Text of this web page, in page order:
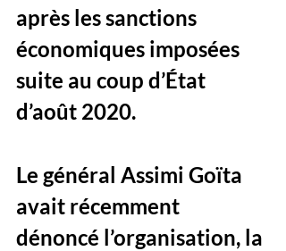
après les sanctions
économiques imposées
suite au coup d’État
d’août 2020.
Le général Assimi Goïta
avait récemment
dénoncé l’organisation, la